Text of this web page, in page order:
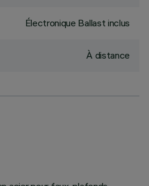
Électronique Ballast inclus
À distance